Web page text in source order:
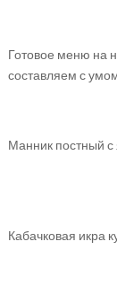
Готовое меню на
составляем с
Манник постный с
Кабачковая икра